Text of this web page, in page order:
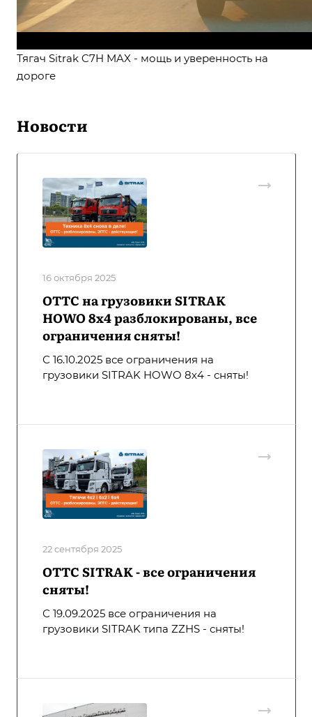
Тягач Sitrak C7H MAX - мощь и уверенность на
дороге
Новости
16 октября 2025
ОТТС на грузовики SITRAK
HOWO 8х4 разблокированы, все
ограничения сняты!
С 16.10.2025 все ограничения на
грузовики SITRAK HOWO 8х4 - сняты!
22 сентября 2025
ОТТС SITRAK - все ограничения
сняты!
С 19.09.2025 все ограничения на
грузовики SITRAK типа ZZHS - сняты!